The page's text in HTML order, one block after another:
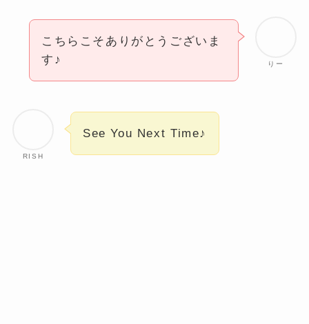
りー
こちらこそありがとうございま
す♪
RISH
See You Next Time♪